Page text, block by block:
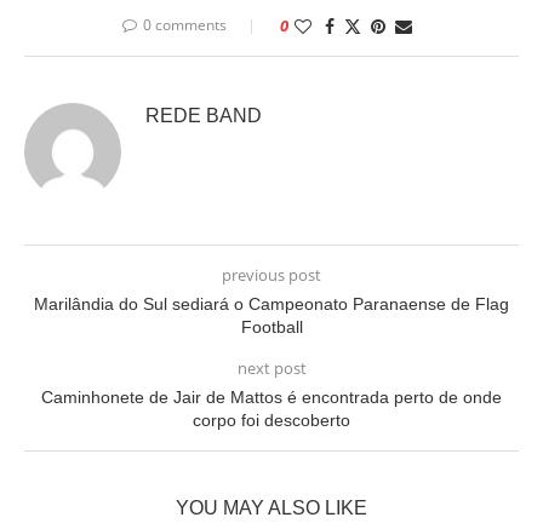
0 comments 0
REDE BAND
previous post
Marilândia do Sul sediará o Campeonato Paranaense de Flag
Football
next post
Caminhonete de Jair de Mattos é encontrada perto de onde
corpo foi descoberto
YOU MAY ALSO LIKE